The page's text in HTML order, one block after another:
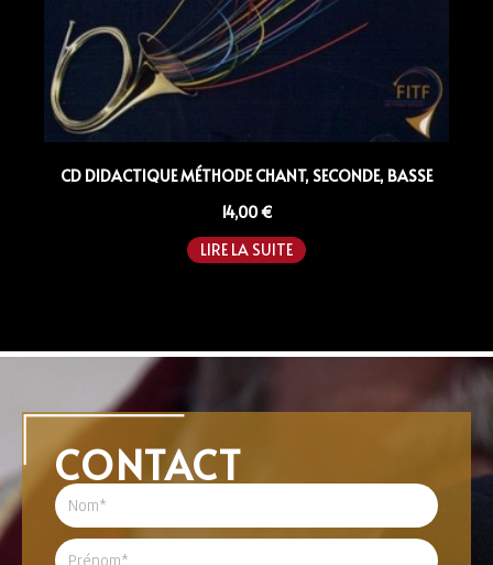
CD DIDACTIQUE MÉTHODE CHANT, SECONDE, BASSE
14,00€
LIRE LA SUITE
CONTACT